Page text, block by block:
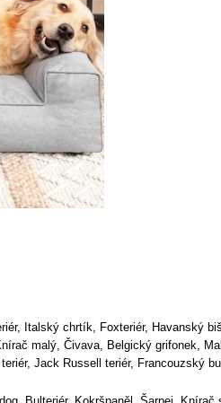
Italský chrtík, Foxteriér, Havanský
malý, Čivava, Belgický grifonek,
Jack Russell teriér, Francouzský